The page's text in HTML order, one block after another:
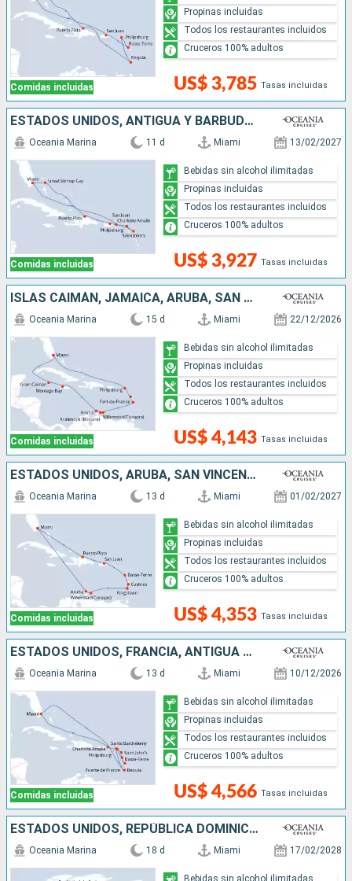
Comidas incluidas US$ 3,785 Tasas incluidas
Propinas incluidas
Todos los restaurantes incluidos
Cruceros 100% adultos
ESTADOS UNIDOS, ANTIGUA Y BARBUDA, SAN MARTÍN, PUERTO RICO, REPÚBLICA DOMINICANA, BAHAMAS
Comidas incluidas
Oceania Marina 11 d Miami 13/02/2027
US$ 3,927 Tasas incluidas
Bebidas sin alcohol ilimitadas
Propinas incluidas
Todos los restaurantes incluidos
Cruceros 100% adultos
ISLAS CAIMÁN, JAMAICA, ARUBA, SAN MARTÍN, ESTADOS UNIDOS
Comidas incluidas
Oceania Marina 15 d Miami 22/12/2026
US$ 4,143 Tasas incluidas
Bebidas sin alcohol ilimitadas
Propinas incluidas
Todos los restaurantes incluidos
Cruceros 100% adultos
ESTADOS UNIDOS, ARUBA, SAN VINCENT Y LAS GRANADINAS, SANTA LUCIA, PUERTO RICO, REPÚBLICA DOMINICANA
Comidas incluidas
Oceania Marina 13 d Miami 01/02/2027
US$ 4,353 Tasas incluidas
Bebidas sin alcohol ilimitadas
Propinas incluidas
Todos los restaurantes incluidos
Cruceros 100% adultos
ESTADOS UNIDOS, FRANCIA, ANTIGUA Y BARBUDA, SAN MARTÍN, SAN VINCENT Y LAS GRANADINAS
Comidas incluidas
Oceania Marina 13 d Miami 10/12/2026
US$ 4,566 Tasas incluidas
Bebidas sin alcohol ilimitadas
Propinas incluidas
Todos los restaurantes incluidos
Cruceros 100% adultos
ESTADOS UNIDOS, REPÚBLICA DOMINICANA, PUERTO RICO, GROENLANDIA, FRANCIA, SAN MARTÍN, BELICE, HONDURAS, MÉXICO
Oceania Marina 18 d Miami 17/02/2028
Bebidas sin alcohol ilimitadas